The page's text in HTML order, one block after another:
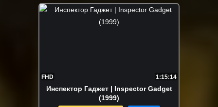
FHD 1:15:14
Инспектор Гаджет | Inspector Gadget
(1999)